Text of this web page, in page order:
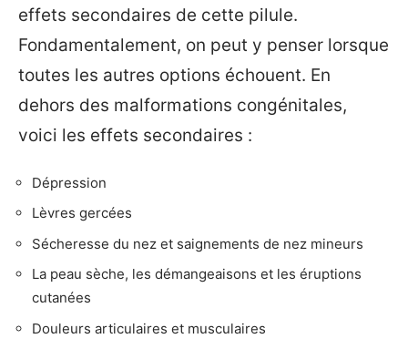
effets secondaires de cette pilule.
Fondamentalement, on peut y penser lorsque
toutes les autres options échouent. En
dehors des malformations congénitales,
voici les effets secondaires :
Dépression
Lèvres gercées
Sécheresse du nez et saignements de nez mineurs
La peau sèche, les démangeaisons et les éruptions
cutanées
Douleurs articulaires et musculaires